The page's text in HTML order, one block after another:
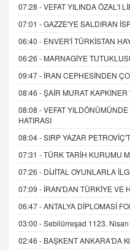
07:28 -VEFAT YILINDA ÖZAL'I
07:01 -GAZZE'YE SALDIRAN
06:40 - ENVER'İ TÜRKİSTAN
06:26 - MARNAGİYE
09:47 - İRAN CEPHESİNDEN
08:46 -ŞAİR MURAT KAPKINER
08:08 -VEFAT
HATIRASI
08:04 -SIRP YAZAR
07:31 -TÜRK TARİH KURUMU
07:26 - DİJİTAL OYUNLARLA
07:09 - İRAN'DAN TÜRKİYE VE
06:47 -ANTALYA DİPLOMASİ
03:00 -Sebilürreşad 1123. Nisan
02:46 - BAŞKENT ANKARA'DA